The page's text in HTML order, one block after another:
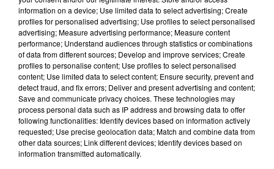
11h08
11h08
OFENBACH & STARSAILOR
Four To The Floor
11h04
11h04
JASON DERULO
Want To Want Me
information on a device; Use limited data to select advertising; Create
profiles for personalised advertising; Use profiles to select personalised
advertising; Measure advertising performance; Measure content
performance; Understand audiences through statistics or combinations
of data from different sources; Develop and improve services; Create
profiles to personalise content; Use profiles to select personalised
content; Use limited data to select content; Ensure security, prevent and
detect fraud, and fix errors; Deliver and present advertising and content;
Save and communicate privacy choices. These technologies may
process personal data such as IP address and browsing data to offer
following functionalities: Identify devices based on information actively
requested; Use precise geolocation data; Match and combine data from
other data sources; Link different devices; Identify devices based on
information transmitted automatically.